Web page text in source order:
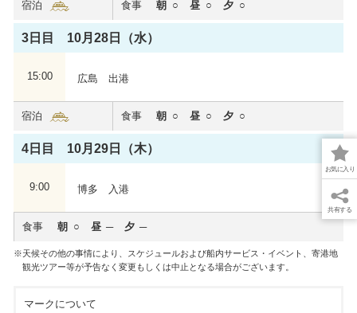
お気に入り
共有する
宿泊 食事 朝 昼 夕
3日目 10月28日（水）
15:00 広島 出港
宿泊 食事 朝 昼 夕
4日目 10月29日（木）
9:00 博多 入港
食事 朝 昼 夕
天候その他の事情により、スケジュールおよび船内サービス・イベント、寄港地
観光ツアー等が予告なく変更もしくは中止となる場合がございます。
マークについて